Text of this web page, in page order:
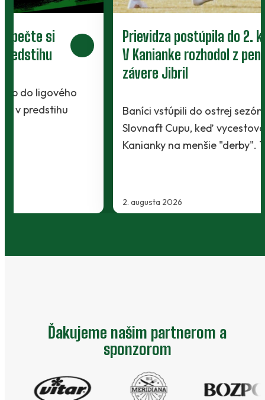
Prievidza postúpila do 2. kola pohára.
V Kanianke rozhodol z penalty v
Baníci vstúpili do ostrej sezóny súbojom 1. kola
Slovnaft Cupu, keď vycestovali do neďalekej
Kanianky na menšie "derby". Takmer 700…
Ďakujeme našim partnerom a
sponzorom